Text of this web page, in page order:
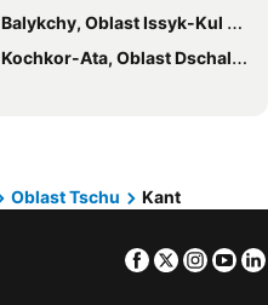
Balykchy, Oblast Issyk-Kul Hotell
Kochkor-Ata, Oblast Dschalal-Abad Hotell
Oblast Tschu Kant
Facebook
Twitter